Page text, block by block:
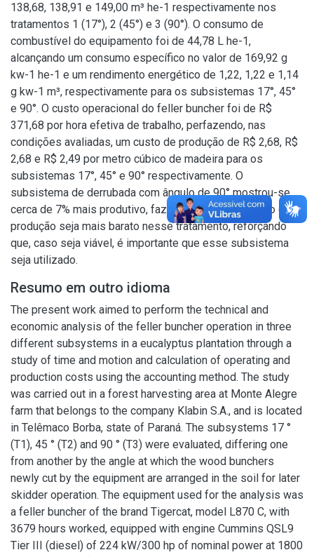
138,68, 138,91 e 149,00 m³ he-1 respectivamente nos
tratamentos 1 (17°), 2 (45°) e 3 (90°). O consumo de
combustível do equipamento foi de 44,78 L he-1,
alcançando um consumo específico no valor de 169,92 g
kw-1 he-1 e um rendimento energético de 1,22, 1,22 e 1,14
g kw-1 m³, respectivamente para os subsistemas 17°, 45°
e 90°. O custo operacional do feller buncher foi de R$
371,68 por hora efetiva de trabalho, perfazendo, nas
condições avaliadas, um custo de produção de R$ 2,68, R$
2,68 e R$ 2,49 por metro cúbico de madeira para os
subsistemas 17°, 45° e 90° respectivamente. O
subsistema de derrubada com ângulo de 90° mostrou-se
cerca de 7% mais produtivo, fazendo com que o custo de
produção seja mais barato nesse tratamento, reforçando
que, caso seja viável, é importante que esse subsistema
seja utilizado.
Resumo em outro idioma
The present work aimed to perform the technical and
economic analysis of the feller buncher operation in three
different subsystems in a eucalyptus plantation through a
study of time and motion and calculation of operating and
production costs using the accounting method. The study
was carried out in a forest harvesting area at Monte Alegre
farm that belongs to the company Klabin S.A., and is located
in Telêmaco Borba, state of Paraná. The subsystems 17 °
(T1), 45 ° (T2) and 90 ° (T3) were evaluated, differing one
from another by the angle at which the wood bunchers
newly cut by the equipment are arranged in the soil for later
skidder operation. The equipment used for the analysis was
a feller buncher of the brand Tigercat, model L870 C, with
3679 hours worked, equipped with engine Cummins QSL9
Tier III (diesel) of 224 kW/300 hp of nominal power at 1800